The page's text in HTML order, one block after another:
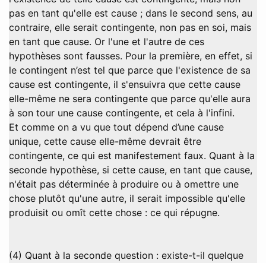
pas en tant qu'elle est cause ; dans le second sens, au
contraire, elle serait contingente, non pas en soi, mais
en tant que cause. Or l'une et l'autre de ces
hypothèses sont fausses. Pour la première, en effet, si
le contingent n’est tel que parce que l'existence de sa
cause est contingente, il s'ensuivra que cette cause
elle-même ne sera contingente que parce qu'elle aura
à son tour une cause contingente, et cela à l'infini.
Et comme on a vu que tout dépend d’une cause
unique, cette cause elle-même devrait être
contingente, ce qui est manifestement faux. Quant à la
seconde hypothèse, si cette cause, en tant que cause,
n'était pas déterminée à produire ou à omettre une
chose plutôt qu'une autre, il serait impossible qu'elle
produisit ou omît cette chose : ce qui répugne.
(4) Quant à la seconde question : existe-t-il quelque